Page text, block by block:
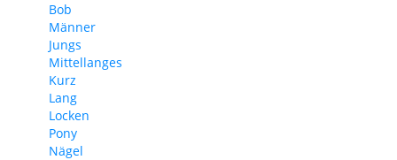
Bob
Männer
Jungs
Mittellanges
Kurz
Lang
Locken
Pony
Nägel